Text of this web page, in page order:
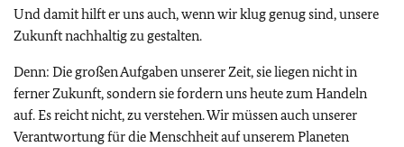
Und damit hilft er uns auch, wenn wir klug genug sind, unsere
Zukunft nachhaltig zu gestalten.
Denn: Die großen Aufgaben unserer Zeit, sie liegen nicht in
ferner Zukunft, sondern sie fordern uns heute zum Handeln
auf. Es reicht nicht, zu verstehen. Wir müssen auch unserer
Verantwortung für die Menschheit auf unserem Planeten